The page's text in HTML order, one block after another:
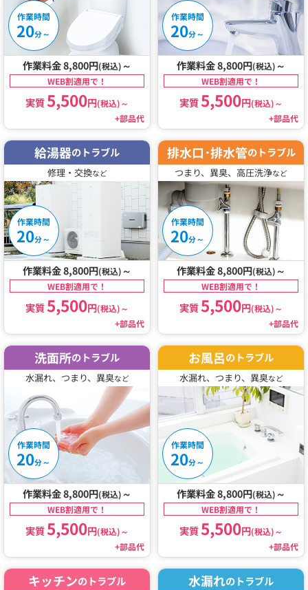
作業時間
20分～
作業料金 8,800円(税込) ～
WEB割適用で！
実質5,500円(税込)～
+部品代
作業時間
20分～
作業料金 8,800円(税込) ～
WEB割適用で！
実質5,500円(税込)～
+部品代
給湯器のトラブル
修理・交換など
作業時間
20分～
作業料金 8,800円(税込) ～
WEB割適用で！
実質5,500円(税込)～
+部品代
排水口･排水管のトラブル
つまり、異臭、高圧洗浄など
作業時間
20分～
作業料金 8,800円(税込) ～
WEB割適用で！
実質5,500円(税込)～
+部品代
洗面所のトラブル
水漏れ、つまり、異臭など
作業時間
20分～
作業料金 8,800円(税込) ～
WEB割適用で！
実質5,500円(税込)～
+部品代
お風呂のトラブル
水漏れ、つまり、異臭など
作業時間
20分～
作業料金 8,800円(税込) ～
WEB割適用で！
実質5,500円(税込)～
+部品代
キッチンのトラブル 水漏れのトラブル